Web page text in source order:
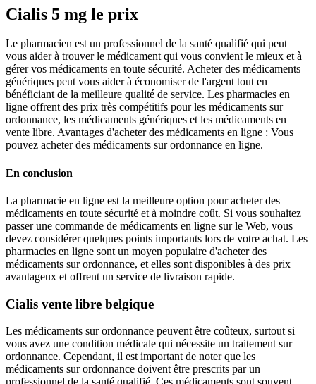
Cialis 5 mg le prix
Le pharmacien est un professionnel de la santé qualifié qui peut
vous aider à trouver le médicament qui vous convient le mieux et à
gérer vos médicaments en toute sécurité. Acheter des médicaments
génériques peut vous aider à économiser de l'argent tout en
bénéficiant de la meilleure qualité de service. Les pharmacies en
ligne offrent des prix très compétitifs pour les médicaments sur
ordonnance, les médicaments génériques et les médicaments en
vente libre. Avantages d'acheter des médicaments en ligne : Vous
pouvez acheter des médicaments sur ordonnance en ligne.
En conclusion
La pharmacie en ligne est la meilleure option pour acheter des
médicaments en toute sécurité et à moindre coût. Si vous souhaitez
passer une commande de médicaments en ligne sur le Web, vous
devez considérer quelques points importants lors de votre achat. Les
pharmacies en ligne sont un moyen populaire d'acheter des
médicaments sur ordonnance, et elles sont disponibles à des prix
avantageux et offrent un service de livraison rapide.
Cialis vente libre belgique
Les médicaments sur ordonnance peuvent être coûteux, surtout si
vous avez une condition médicale qui nécessite un traitement sur
ordonnance. Cependant, il est important de noter que les
médicaments sur ordonnance doivent être prescrits par un